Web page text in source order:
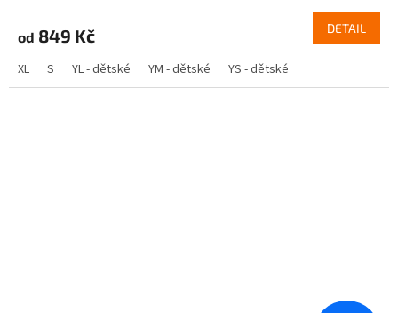
od 849 Kč DETAIL
XL S YL - dětské YM - dětské YS - dětské